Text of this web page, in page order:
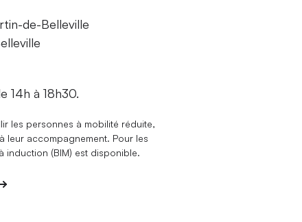
de-Belleville
14h à 18h30.
les personnes à mobilité réduite,
leur accompagnement. Pour les
induction (BIM) est disponible.